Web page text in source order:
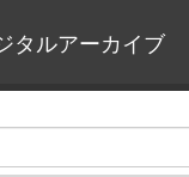
タルアーカイブ